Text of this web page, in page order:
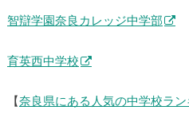
智辯学園奈良カレッジ中学部
育英西中学校
【 奈良県にある人気の中学校ラン